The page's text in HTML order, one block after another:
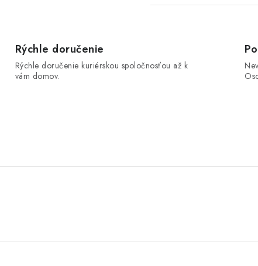
Rýchle doručenie
Rýchle doručenie kuriérskou spoločnosťou až k
vám domov.